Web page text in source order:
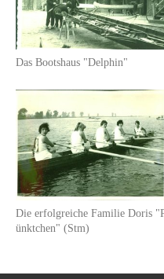
Das Bootshaus "Delphin"
Die erfolgreiche Familie Doris
ünktchen" (Stm)